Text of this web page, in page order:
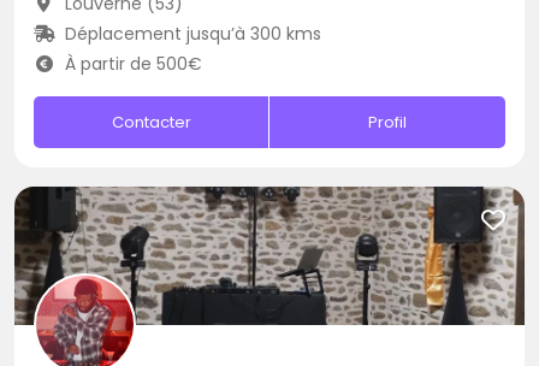
Déplacement jusqu’à 300 kms
À partir de 500€
Contacter Profil